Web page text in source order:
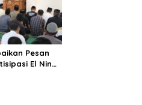
Pesan
El Nino